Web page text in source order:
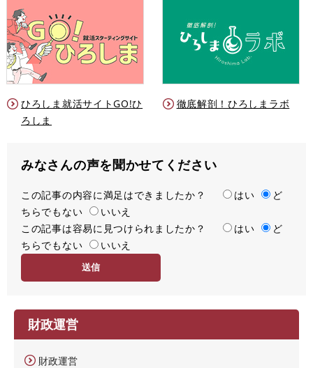
ひろしま就活サイトGO!ひ
ろしま
徹底解剖！ひろしまラボ
みなさんの声を聞かせてください
満
足
度
この記事の内容に満足はできましたか？ はい
ど
ちらでもない
いいえ
容
易
この記事は容易に見つけられましたか？ はい
ど
ちらでもない
いいえ
財政運営
財政運営